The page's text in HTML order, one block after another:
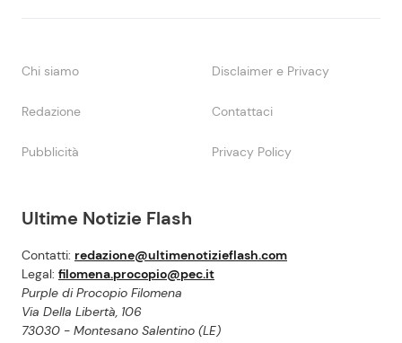
Ultime Notizie Flash
Contatti: redazione@ultimenotizieflash.com
Legal: filomena.procopio@pec.it
Purple di Procopio Filomena
Via Della Libertà, 106
73030 - Montesano Salentino (LE)
Chi siamo Disclaimer e Privacy
Redazione Contattaci
Pubblicità Privacy Policy